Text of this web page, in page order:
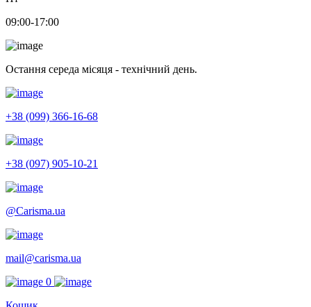
09:00-17:00
Остання середа місяця - технічний день.
+38 (099) 366-16-68
+38 (097) 905-10-21
@Carisma.ua
mail@carisma.ua
0